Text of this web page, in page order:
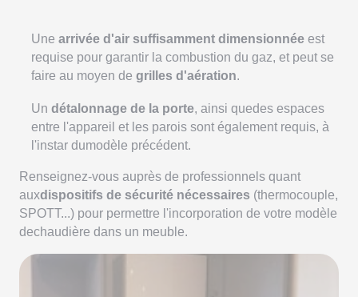
Une arrivée d'air suffisamment dimensionnée est
requise pour garantir la combustion du gaz, et peut se
faire au moyen de grilles d'aération.
Un détalonnage de la porte, ainsi quedes espaces
entre l'appareil et les parois sont également requis, à
l'instar dumodèle précédent.
Renseignez-vous auprès de professionnels quant
auxdispositifs de sécurité nécessaires (thermocouple,
SPOTT...) pour permettre l'incorporation de votre modèle
dechaudière dans un meuble.